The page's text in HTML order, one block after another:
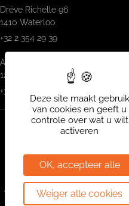
Drève Richelle 96
1410 Waterloo
+32 2 354 29 39
Avenue Prekelinden 83
1200 Woluwe-St-Lambert
+32 2 734 00 36
Toezichthoudende autoriteit:
Deze site maakt gebruik
van cookies en geeft u
controle over wat u wilt
activeren
OK, accepteer alle
Weiger alle cookies